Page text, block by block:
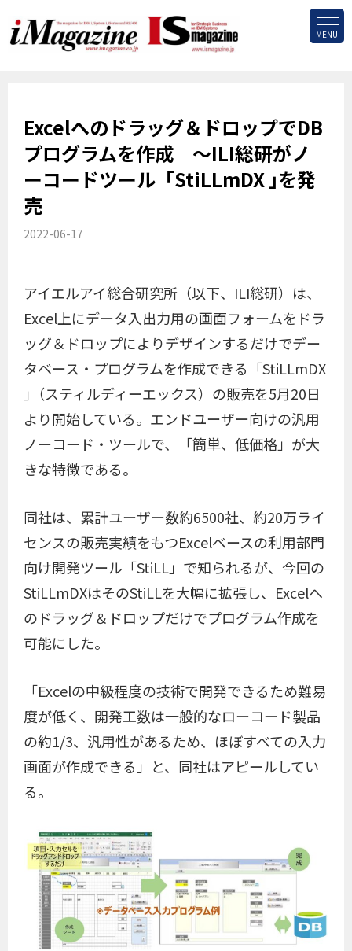
MENU
Excelへのドラッグ＆ドロップでDB
プログラムを作成 ～ILI総研がノ
ーコードツール「StiLLmDX ｣を発
売
2022-06-17
アイエルアイ総合研究所（以下、ILI総研）は、
Excel上にデータ入出力用の画面フォームをドラ
ッグ＆ドロップによりデザインするだけでデー
タベース・プログラムを作成できる「StiLLmDX
｣（スティルディーエックス）の販売を5月20日
より開始している。エンドユーザー向けの汎用
ノーコード・ツールで、「簡単、低価格」が大
きな特徴である。
同社は、累計ユーザー数約6500社、約20万ライ
センスの販売実績をもつExcelベースの利用部門
向け開発ツール「StiLL」で知られるが、今回の
StiLLmDXはそのStiLLを大幅に拡張し、Excelへ
のドラッグ＆ドロップだけでプログラム作成を
可能にした。
「Excelの中級程度の技術で開発できるため難易
度が低く、開発工数は一般的なローコード製品
の約1/3、汎用性があるため、ほぼすべての入力
画面が作成できる」と、同社はアピールしてい
る。